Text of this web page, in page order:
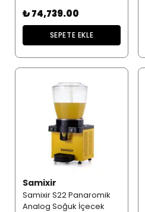
₺ 74,739.00
SEPETE EKLE
Samixir
Samixir S22 Panaromik
Analog Soğuk İçecek